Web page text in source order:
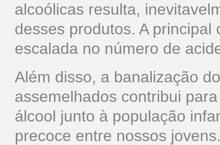
alcoólicas resulta,
desses produtos. A
escalada no número de
Além disso, a banalização
assemelhados contribui
álcool junto à população
precoce entre nossos